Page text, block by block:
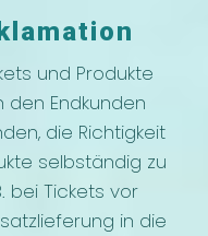
und Produkte
Endkunden
die Richtigkeit
selbständig zu
bei Tickets vor
in die